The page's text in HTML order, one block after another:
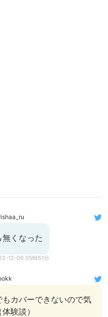
くなった
12-06 05時51分
カバーできないので気
験談）